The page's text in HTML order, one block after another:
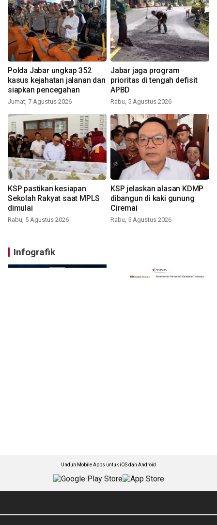
Polda Jabar ungkap 352
kasus kejahatan jalanan dan
siapkan pencegahan
Jumat, 7 Agustus 2026
Jabar jaga program
prioritas di tengah defisit
APBD
Rabu, 5 Agustus 2026
KSP pastikan kesiapan
Sekolah Rakyat saat MPLS
dimulai
Rabu, 5 Agustus 2026
KSP jelaskan alasan KDMP
dibangun di kaki gunung
Ciremai
Rabu, 5 Agustus 2026
Infografik
Unduh Mobile Apps untuk iOS dan Android